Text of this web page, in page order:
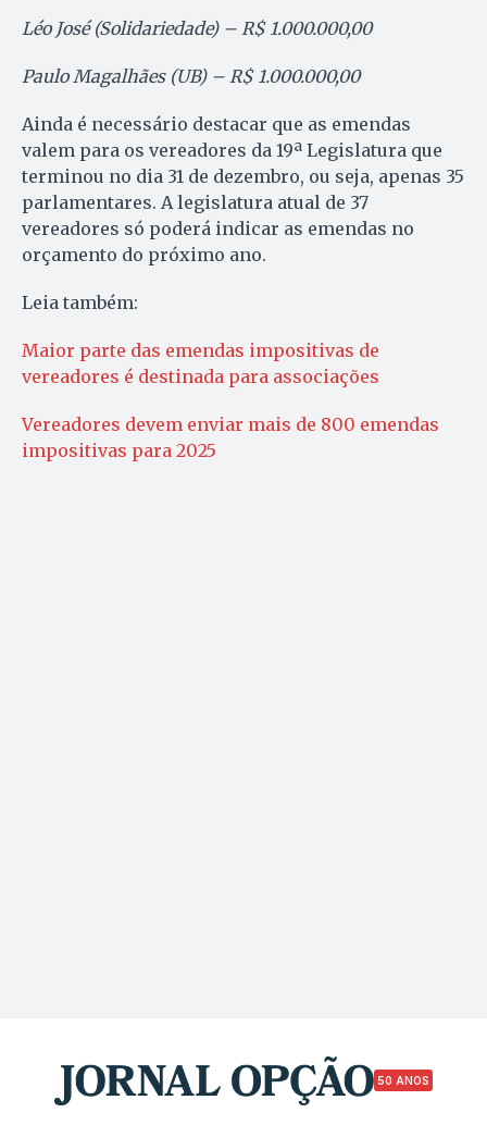
Léo José (Solidariedade) – R$ 1.000.000,00
Paulo Magalhães (UB) – R$ 1.000.000,00
Ainda é necessário destacar que as emendas
valem para os vereadores da 19ª Legislatura que
terminou no dia 31 de dezembro, ou seja, apenas 35
parlamentares. A legislatura atual de 37
vereadores só poderá indicar as emendas no
orçamento do próximo ano.
Leia também:
Maior parte das emendas impositivas de
vereadores é destinada para associações
Vereadores devem enviar mais de 800 emendas
impositivas para 2025
50 ANOS